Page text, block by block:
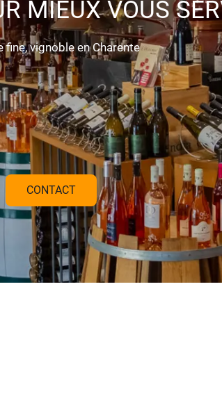
MIEUX VOUS
fine, vignoble en Charente
CONTACT